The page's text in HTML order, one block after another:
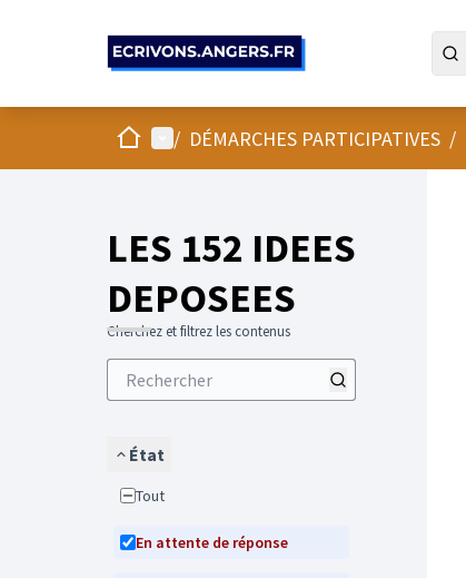
AccueilMenu principal
/ DÉMARCHES PARTICIPATIVES /
LES 152 IDEES
DEPOSEES
Cherchez et filtrez les contenus
État
Tout
En attente de réponse